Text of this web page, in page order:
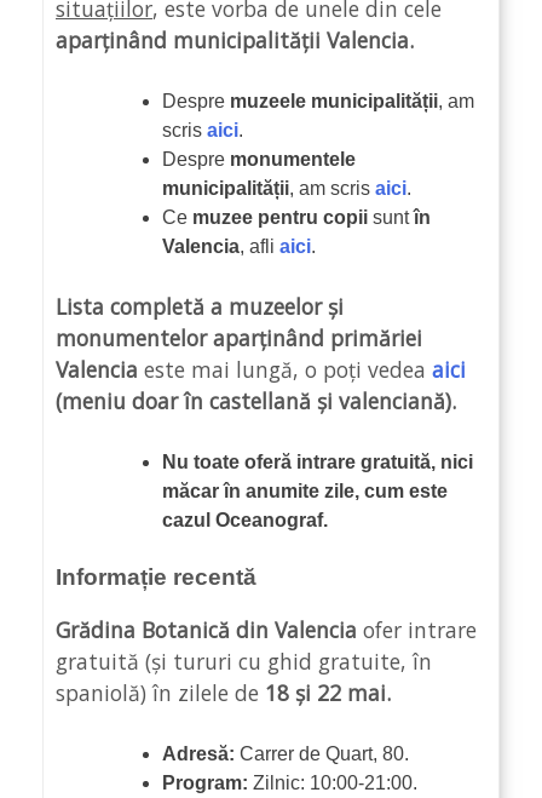
situațiilor, este vorba de unele din cele
aparținând municipalității Valencia.
Despre muzeele municipalității, am
scris aici.
Despre monumentele
municipalității, am scris aici.
Ce muzee pentru copii suntîn
Valencia, afli aici.
Lista completă a muzeelor și
monumentelor aparținând primăriei
Valencia este mai lungă, o poți vedea aici
(meniu doar în castellană și valenciană).
Nu toate oferă intrare gratuită, nici
măcar în anumite zile, cum este
cazul Oceanograf.
Informație recentă
Grădina Botanică din Valencia ofer intrare
gratuită (și tururi cu ghid gratuite, în
spaniolă) în zilele de 18 și 22 mai.
Adresă: Carrer de Quart, 80.
Program: Zilnic: 10:00-21:00.